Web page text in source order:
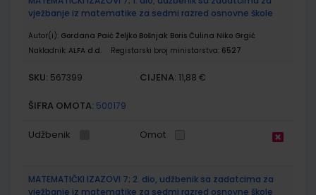
vježbanje iz matematike za sedmi razred osnovne škole
Autor(i): Gordana Paić Željko Bošnjak Boris Čulina Niko Grgić
Nakladnik: ALFA d.d. Registarski broj ministarstva: 6527
SKU: 567399 CIJENA: 11,88 €
ŠIFRA OMOTA: 500179
Udžbenik Omot
MATEMATIČKI IZAZOVI 7; 2. dio, udžbenik sa zadatcima za
vježbanje iz matematike za sedmi razred osnovne škole